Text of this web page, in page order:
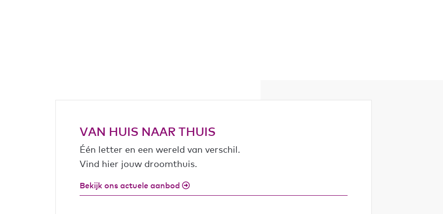
VAN HUIS NAAR THUIS
Één letter en een wereld van verschil.
Vind hier jouw droomthuis.
Bekijk ons actuele aanbod